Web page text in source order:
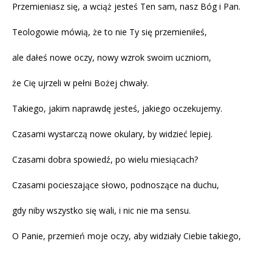
Przemieniasz się, a wciąż jesteś Ten sam, nasz Bóg i Pan.
Teologowie mówią, że to nie Ty się przemieniłeś,
ale dałeś nowe oczy, nowy wzrok swoim uczniom,
że Cię ujrzeli w pełni Bożej chwały.
Takiego, jakim naprawdę jesteś, jakiego oczekujemy.
Czasami wystarczą nowe okulary, by widzieć lepiej.
Czasami dobra spowiedź, po wielu miesiącach?
Czasami pocieszające słowo, podnoszące na duchu,
gdy niby wszystko się wali, i nic nie ma sensu.
O Panie, przemień moje oczy, aby widziały Ciebie takiego,